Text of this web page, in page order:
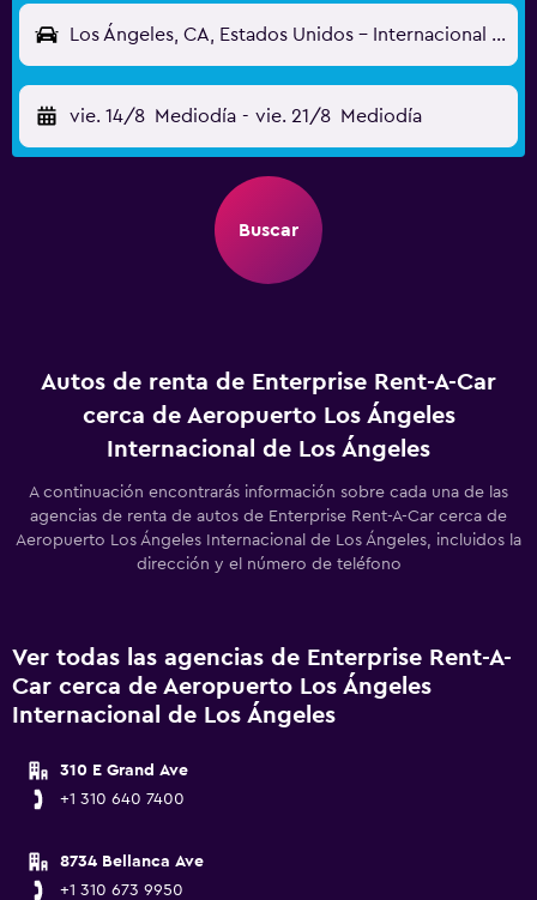
Los Ángeles, CA, Estados Unidos - Internacional de Los Ángeles (LAX)
vie. 14/8 Mediodía - vie. 21/8 Mediodía
Buscar
Autos de renta de Enterprise Rent-A-Car
cerca de Aeropuerto Los Ángeles
Internacional de Los Ángeles
A continuación encontrarás información sobre cada una de las
agencias de renta de autos de Enterprise Rent-A-Car cerca de
Aeropuerto Los Ángeles Internacional de Los Ángeles, incluidos la
dirección y el número de teléfono
Ver todas las agencias de Enterprise Rent-A-
Car cerca de Aeropuerto Los Ángeles
Internacional de Los Ángeles
310 E Grand Ave
+1 310 640 7400
8734 Bellanca Ave
+1 310 673 9950